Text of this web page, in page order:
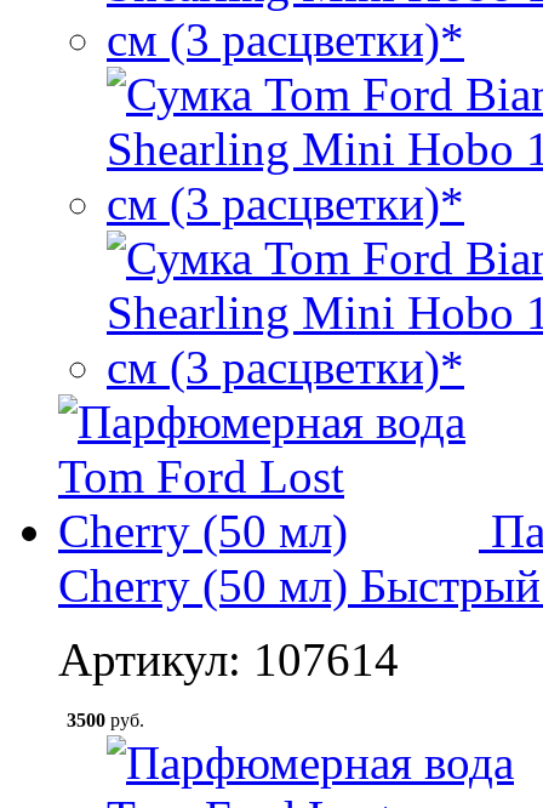
Cherry (50 мл)
Артикул: 107614
3500 руб.